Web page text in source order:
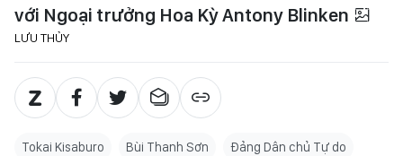
với Ngoại trưởng Hoa Kỳ Antony Blinken
LƯU THỦY
Tokai Kisaburo Bùi Thanh Sơn Đảng Dân chủ Tự do